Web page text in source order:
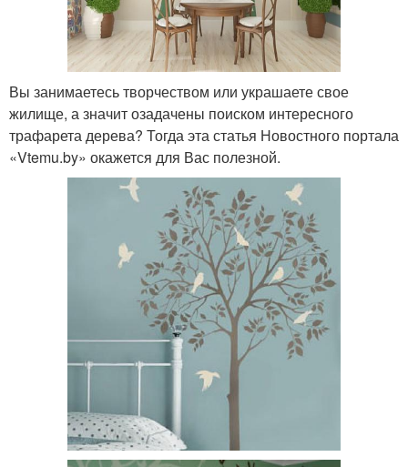
Вы занимаетесь творчеством или украшаете свое
жилище, а значит озадачены поиском интересного
трафарета дерева? Тогда эта статья Новостного портала
«Vtemu.by» окажется для Вас полезной.